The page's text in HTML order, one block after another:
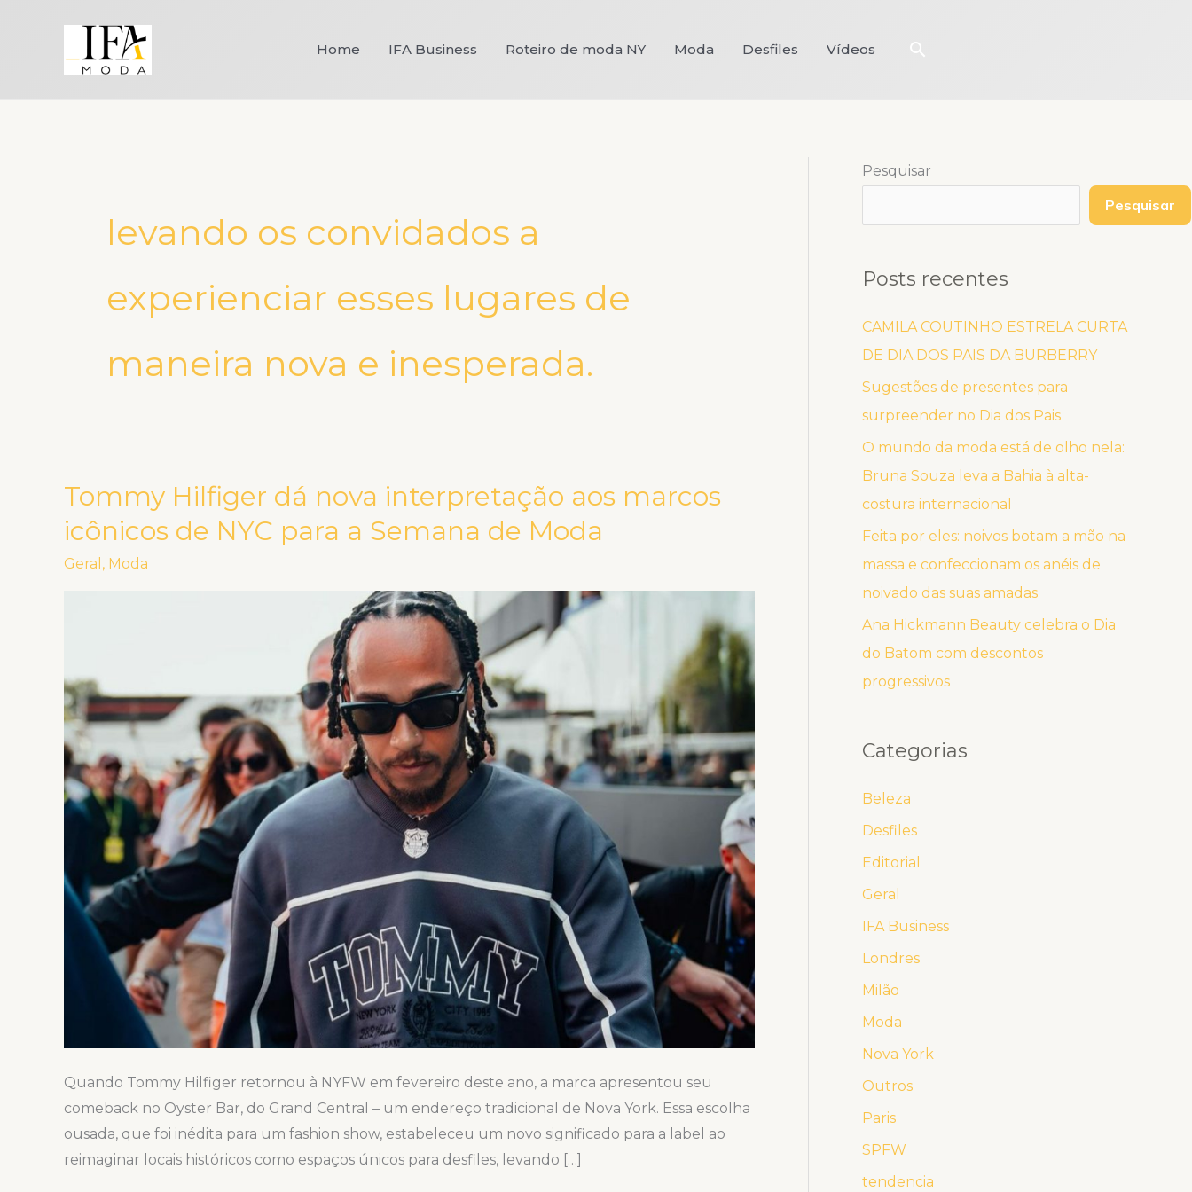
Home IFA Business Roteiro de moda NY Moda Desfiles Vídeos Pesquisar
levando os convidados a
experienciar esses lugares de
maneira nova e inesperada.
Tommy Hilfiger dá nova interpretação aos marcos
icônicos de NYC para a Semana de Moda
Geral , Moda
Quando Tommy Hilfiger retornou à NYFW em fevereiro deste ano, a marca apresentou seu
comeback no Oyster Bar, do Grand Central – um endereço tradicional de Nova York. Essa escolha
ousada, que foi inédita para um fashion show, estabeleceu um novo significado para a label ao
reimaginar locais históricos como espaços únicos para desfiles, levando […]
Tommy
dá
nova
de
NYC
para
a
Semana
Pesquisar
Pesquisar
Posts recentes
CAMILA COUTINHO ESTRELA CURTA
DE DIA DOS PAIS DA BURBERRY
Sugestões de presentes para
surpreender no Dia dos Pais
O mundo da moda está de olho nela:
Bruna Souza leva a Bahia à alta-
costura internacional
Feita por eles: noivos botam a mão na
massa e confeccionam os anéis de
noivado das suas amadas
Ana Hickmann Beauty celebra o Dia
do Batom com descontos
progressivos
Categorias
Beleza
Desfiles
Editorial
Geral
IFA Business
Londres
Milão
Moda
Nova York
Outros
Paris
SPFW
tendencia